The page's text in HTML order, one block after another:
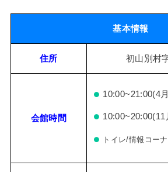
基本情報
住所 初山別村
会館時間
10:00~21:00(4
10:00~20:00(11
トイレ/情報コー